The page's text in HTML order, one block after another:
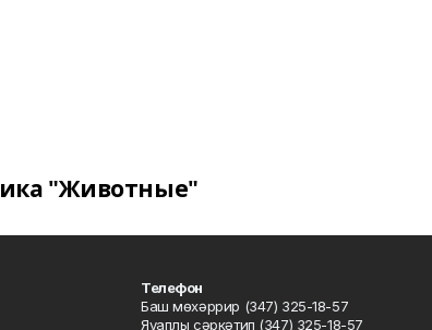
"Животные"
Телефон
Баш мөхәррир (347) 325-18-57
Яуаплы сәркәтип (347) 325-18-57